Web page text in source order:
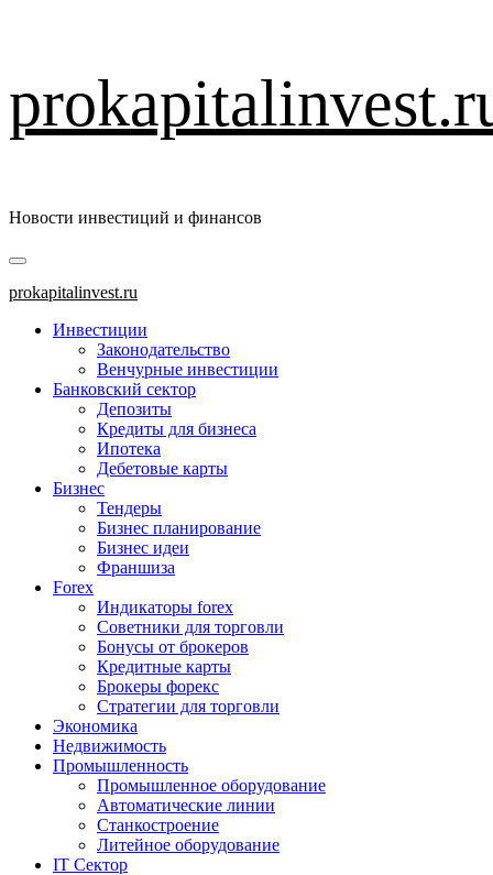
к
содержимому
Новости инвестиций и финансов
Основное
меню
prokapitalinvest.ru
Инвестиции
Законодательство
Венчурные инвестиции
Банковский сектор
Депозиты
Кредиты для бизнеса
Ипотека
Дебетовые карты
Бизнес
Тендеры
Бизнес планирование
Бизнес идеи
Франшиза
Forex
Индикаторы forex
Советники для торговли
Бонусы от брокеров
Кредитные карты
Брокеры форекс
Стратегии для торговли
Экономика
Недвижимость
Промышленность
Промышленное оборудование
Автоматические линии
Станкостроение
Литейное оборудование
IT Сектор